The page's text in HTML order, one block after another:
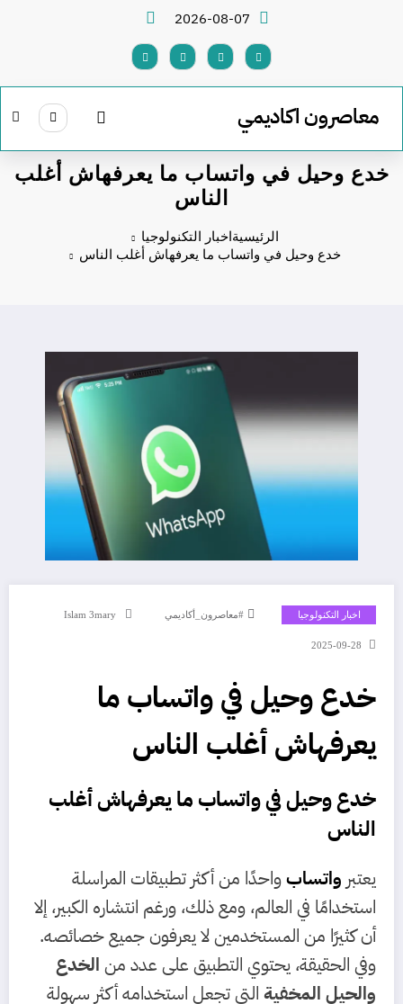
2026-08-07
معاصرون اكاديمي
خدع وحيل في واتساب ما يعرفهاش أغلب
الناس
الرئيسية اخبار التكنولوجيا
خدع وحيل في واتساب ما يعرفهاش أغلب الناس
اخبار التكنولوجيا #معاصرون_أكاديمي Islam 3mary
2025-09-28
خدع وحيل في واتساب ما
يعرفهاش أغلب الناس
خدع وحيل فيواتساب ما يعرفهاش أغلب
الناس
يعتبر واتسابواحدًا من أكثر تطبيقات المراسلة
استخدامًا في العالم، ومع ذلك، ورغم انتشاره الكبير، إلا
أن كثيرًا من المستخدمين لا يعرفون جميع خصائصه.
وفي الحقيقة، يحتوي التطبيق على عدد من الخدع
والحيل المخفية التي تجعل استخدامه أكثر سهولة